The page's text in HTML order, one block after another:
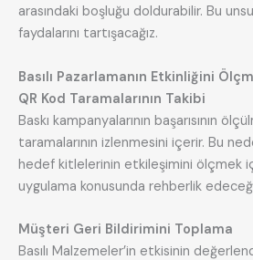
arasındaki boşluğu doldurabilir. Bu
faydalarını tartışacağız.
Basılı Pazarlamanın Etkinliğini
QR Kod Taramalarının Takibi
Baskı kampanyalarının başarısının
taramalarının izlenmesini içerir. Bu
hedef kitlelerinin etkileşimini ölçmek
uygulama konusunda rehberlik
Müşteri Geri Bildirimini Toplama
Basılı Malzemeler’in etkisinin